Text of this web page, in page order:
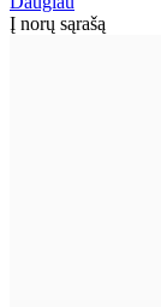
Į norų sąrašą